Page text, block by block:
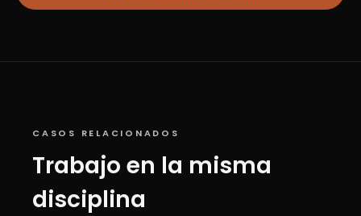
CASOS RELACIONADOS
Trabajo en la misma
disciplina